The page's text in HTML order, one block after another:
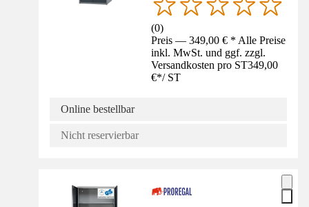
(0)
Preis — 349,00 € * Alle Preise
inkl. MwSt. und ggf. zzgl.
Versandkosten pro ST349,00
€*/ ST
Online bestellbar
Nicht reservierbar